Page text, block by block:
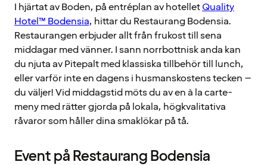
I hjärtat av Boden, på entréplan av hotelletQuality
Hotel™ Bodensia, hittar du Restaurang Bodensia.
Restaurangen erbjuder allt från frukost till sena
middagar med vänner. I sann norrbottnisk anda kan
du njuta av Pitepalt med klassiska tillbehör till lunch,
eller varför inte en dagens i husmanskostens tecken –
du väljer! Vid middagstid möts du av en à la carte-
meny med rätter gjorda på lokala, högkvalitativa
råvaror som håller dina smaklökar på tå.
Event på Restaurang Bodensia